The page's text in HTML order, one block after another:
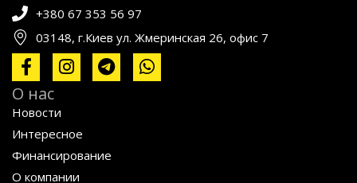
+380 67 353 56 97
03148, г.Киев ул. Жмеринская 26, офис 7
О нас
Новости
Интересное
Финансирование
О компании